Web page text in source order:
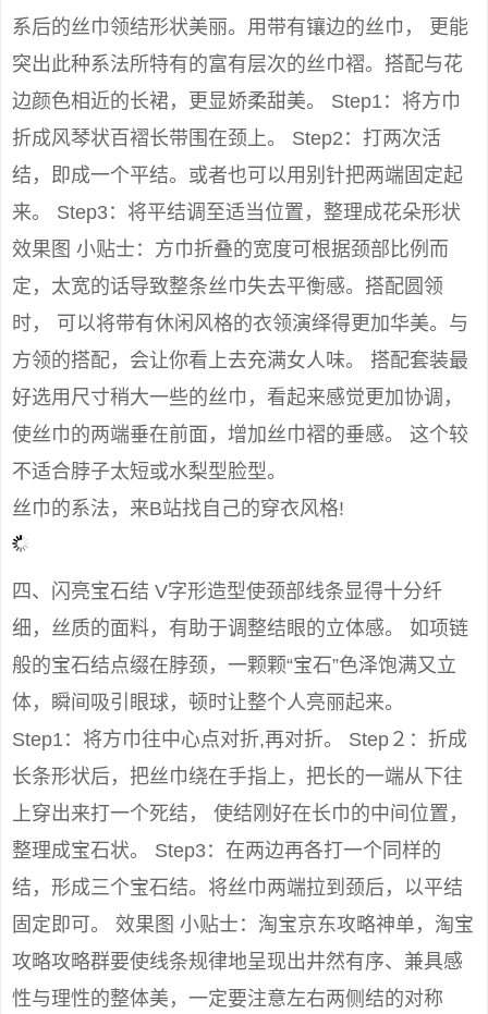
系后的丝巾领结形状美丽。用带有镶边的丝巾， 更能
突出此种系法所特有的富有层次的丝巾褶。搭配与花
边颜色相近的长裙，更显娇柔甜美。 Step1：将方巾
折成风琴状百褶长带围在颈上。 Step2：打两次活
结，即成一个平结。或者也可以用别针把两端固定起
来。 Step3：将平结调至适当位置，整理成花朵形状
效果图 小贴士：方巾折叠的宽度可根据颈部比例而
定，太宽的话导致整条丝巾失去平衡感。搭配圆领
时， 可以将带有休闲风格的衣领演绎得更加华美。与
方领的搭配，会让你看上去充满女人味。 搭配套装最
好选用尺寸稍大一些的丝巾，看起来感觉更加协调，
使丝巾的两端垂在前面，增加丝巾褶的垂感。 这个较
不适合脖子太短或水梨型脸型。
丝巾的系法，来B站找自己的穿衣风格!
四、闪亮宝石结 V字形造型使颈部线条显得十分纤
细，丝质的面料，有助于调整结眼的立体感。 如项链
般的宝石结点缀在脖颈，一颗颗“宝石”色泽饱满又立
体，瞬间吸引眼球，顿时让整个人亮丽起来。
Step1：将方巾往中心点对折,再对折。 Step２：折成
长条形状后，把丝巾绕在手指上，把长的一端从下往
上穿出来打一个死结， 使结刚好在长巾的中间位置，
整理成宝石状。 Step3：在两边再各打一个同样的
结，形成三个宝石结。将丝巾两端拉到颈后，以平结
固定即可。 效果图 小贴士：淘宝京东攻略神单，淘宝
攻略攻略群要使线条规律地呈现出井然有序、兼具感
性与理性的整体美，一定要注意左右两侧结的对称